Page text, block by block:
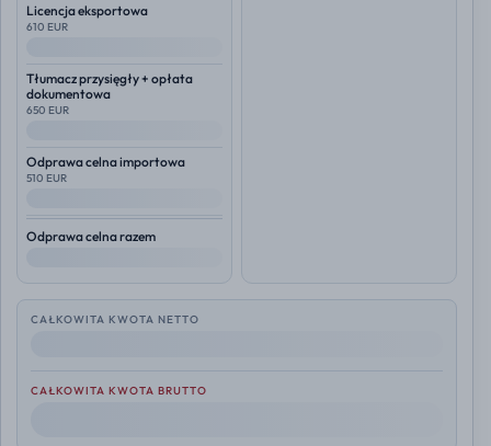
Licencja eksportowa
610 EUR
Tłumacz przysięgły + opłata
dokumentowa
650 EUR
Odprawa celna importowa
510 EUR
Odprawa celna razem
CAŁKOWITA KWOTA NETTO
CAŁKOWITA KWOTA BRUTTO